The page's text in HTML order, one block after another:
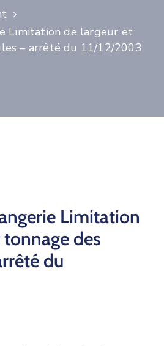
Limitation de largeur et
– arrêté du 11/12/2003
Limitation
des
du